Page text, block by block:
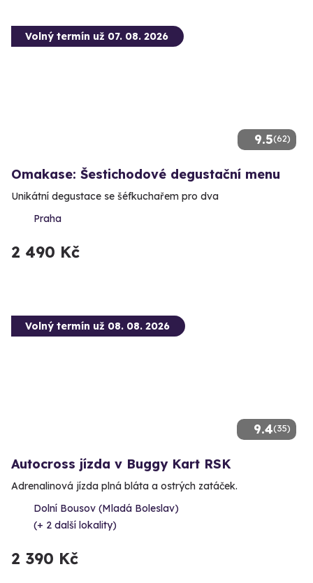
9.5(62)
Volný termín už 07. 08. 2026
Omakase: Šestichodové degustační menu
Unikátní degustace se šéfkuchařem pro dva
Praha
2 490 Kč
9.4(35)
Volný termín už 08. 08. 2026
Autocross jízda v Buggy Kart RSK
Adrenalinová jízda plná bláta a ostrých zatáček.
Dolní Bousov (Mladá Boleslav)
(+ 2 další lokality)
2 390 Kč